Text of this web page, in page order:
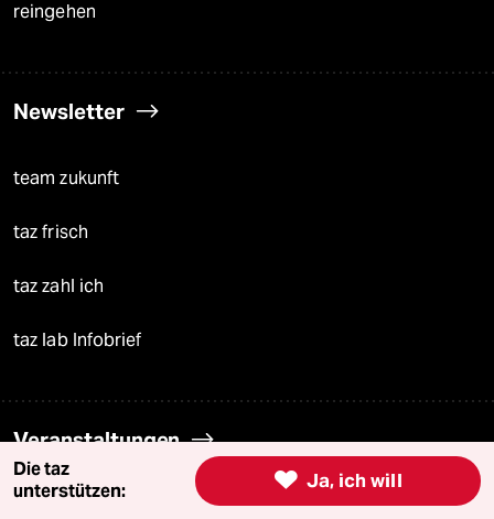
reingehen
Newsletter
team zukunft
taz frisch
taz zahl ich
taz lab Infobrief
Veranstaltungen
 Ja, ich will
Die taz
unterstützen: